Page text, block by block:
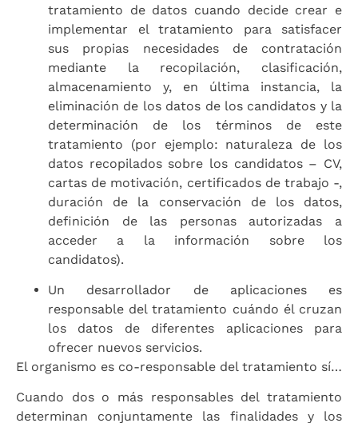
tratamiento de datos cuando decide crear e
implementar el tratamiento para satisfacer
sus propias necesidades de contratación
mediante la recopilación, clasificación,
almacenamiento y, en última instancia, la
eliminación de los datos de los candidatos y la
determinación de los términos de este
tratamiento (por ejemplo: naturaleza de los
datos recopilados sobre los candidatos – CV,
cartas de motivación, certificados de trabajo -,
duración de la conservación de los datos,
definición de las personas autorizadas a
acceder a la información sobre los
candidatos).
Un desarrollador de aplicaciones es
responsable del tratamiento cuándo él cruzan
los datos de diferentes aplicaciones para
ofrecer nuevos servicios.
El organismo es co-responsable del tratamiento sí…
Cuando dos o más responsables del tratamiento
determinan conjuntamente las finalidades y los